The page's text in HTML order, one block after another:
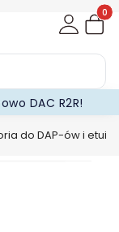
DAC R2R!
do DAP-ów i etui